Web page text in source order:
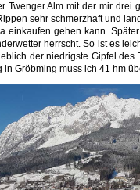
Twenger Alm mit der mir
sehr schmerzhaft und
einkaufen gehen kann.
herrscht. So ist es
der niedrigste Gipfel
Gröbming muss ich 41 hm